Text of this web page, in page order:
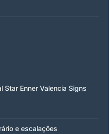
Star Enner Valencia Signs
e escalações